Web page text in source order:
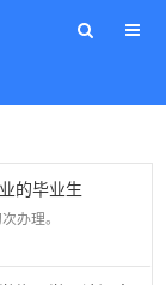
的毕业生
办理。